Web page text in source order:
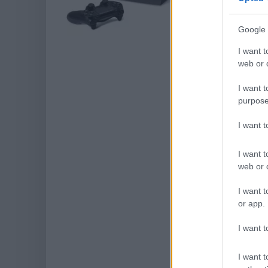
Google
I want
web or
I want
I want
I want
web or
I want
or app.
I want
I want
| 2016.03.31
4-ről. Most
milyen játékok